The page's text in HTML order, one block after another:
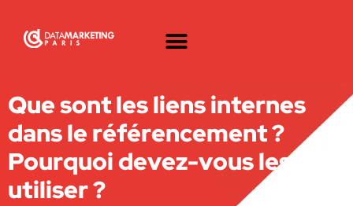
Que sont les liens internes
dans le référencement ?
Pourquoi devez-vous les
utiliser ?